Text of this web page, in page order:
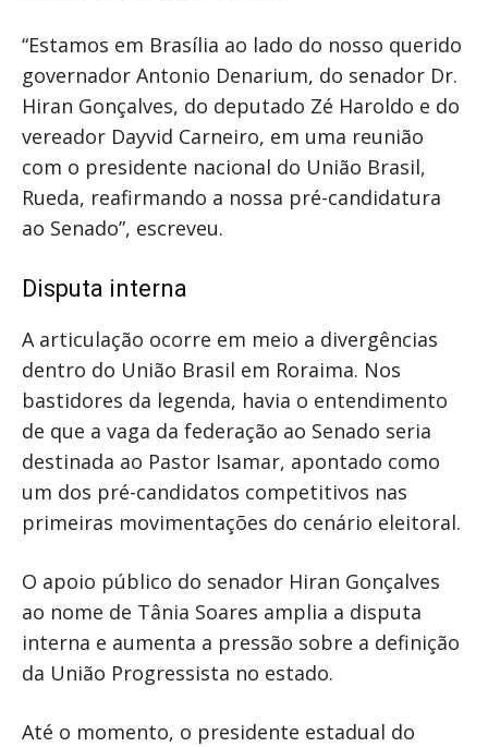
“Estamos em Brasília ao lado do nosso querido
governador Antonio Denarium, do senador Dr.
Hiran Gonçalves, do deputado Zé Haroldo e do
vereador Dayvid Carneiro, em uma reunião
com o presidente nacional do União Brasil,
Rueda, reafirmando a nossa pré-candidatura
ao Senado”, escreveu.
Disputa interna
A articulação ocorre em meio a divergências
dentro do União Brasil em Roraima. Nos
bastidores da legenda, havia o entendimento
de que a vaga da federação ao Senado seria
destinada ao Pastor Isamar, apontado como
um dos pré-candidatos competitivos nas
primeiras movimentações do cenário eleitoral.
O apoio público do senador Hiran Gonçalves
ao nome de Tânia Soares amplia a disputa
interna e aumenta a pressão sobre a definição
da União Progressista no estado.
Até o momento, o presidente estadual do